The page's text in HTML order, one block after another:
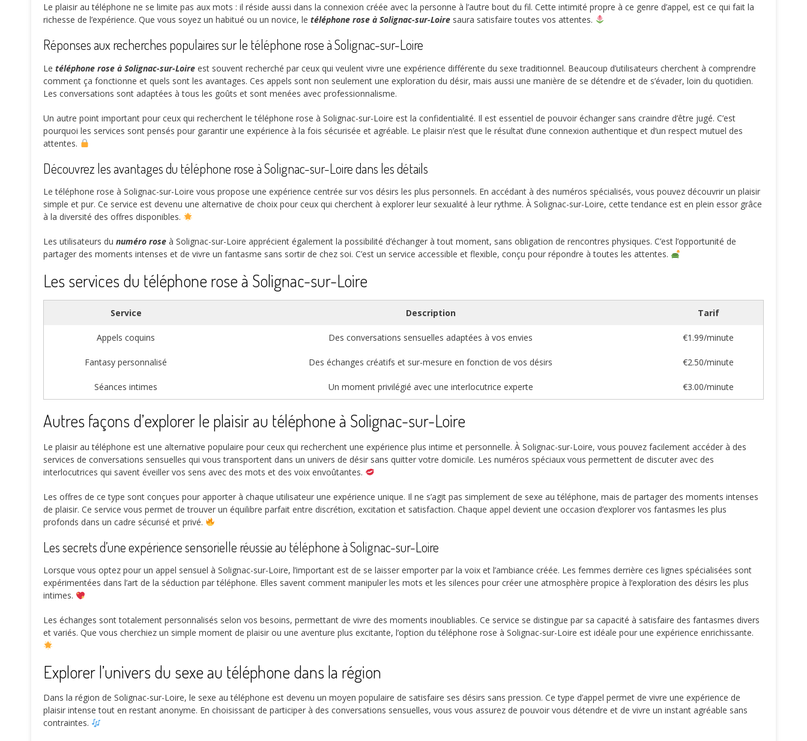
Le plaisir au téléphone ne se limite pas aux mots : il réside aussi dans la connexion créée avec la personne à l’autre bout du fil. Cette intimité propre à ce genre d’appel, est ce qui fait la
richesse de l’expérience. Que vous soyez un habitué ou un novice, le téléphone rose à Solignac-sur-Loire saura satisfaire toutes vos attentes.
Réponses aux recherches populaires sur le téléphone rose à Solignac-sur-Loire
Le téléphone rose à Solignac-sur-Loire est souvent recherché par ceux qui veulent vivre une expérience différente du sexe traditionnel. Beaucoup d’utilisateurs cherchent à comprendre
comment ça fonctionne et quels sont les avantages. Ces appels sont non seulement une exploration du désir, mais aussi une manière de se détendre et de s’évader, loin du quotidien.
Les conversations sont adaptées à tous les goûts et sont menées avec professionnalisme.
Un autre point important pour ceux qui recherchent le téléphone rose à Solignac-sur-Loire est la confidentialité. Il est essentiel de pouvoir échanger sans craindre d’être jugé. C’est
pourquoi les services sont pensés pour garantir une expérience à la fois sécurisée et agréable. Le plaisir n’est que le résultat d’une connexion authentique et d’un respect mutuel des
attentes.
Découvrez les avantages du téléphone rose à Solignac-sur-Loire dans les détails
Le téléphone rose à Solignac-sur-Loire vous propose une expérience centrée sur vos désirs les plus personnels. En accédant à des numéros spécialisés, vous pouvez découvrir un plaisir
simple et pur. Ce service est devenu une alternative de choix pour ceux qui cherchent à explorer leur sexualité à leur rythme. À Solignac-sur-Loire, cette tendance est en plein essor grâce
à la diversité des offres disponibles.
Les utilisateurs du numéro rose à Solignac-sur-Loire apprécient également la possibilité d’échanger à tout moment, sans obligation de rencontres physiques. C’est l’opportunité de
partager des moments intenses et de vivre un fantasme sans sortir de chez soi. C’est un service accessible et flexible, conçu pour répondre à toutes les attentes.
Les services du téléphone rose à Solignac-sur-Loire
Service Description Tarif
Appels coquins Des conversations sensuelles adaptées à vos envies €1.99/minute
Fantasy personnalisé Des échanges créatifs et sur-mesure en fonction de vos désirs €2.50/minute
Séances intimes Un moment privilégié avec une interlocutrice experte €3.00/minute
Autres façons d’explorer le plaisir au téléphone à Solignac-sur-Loire
Le plaisir au téléphone est une alternative populaire pour ceux qui recherchent une expérience plus intime et personnelle. À Solignac-sur-Loire, vous pouvez facilement accéder à des
services de conversations sensuelles qui vous transportent dans un univers de désir sans quitter votre domicile. Les numéros spéciaux vous permettent de discuter avec des
interlocutrices qui savent éveiller vos sens avec des mots et des voix envoûtantes.
Les offres de ce type sont conçues pour apporter à chaque utilisateur une expérience unique. Il ne s’agit pas simplement de sexe au téléphone, mais de partager des moments intenses
de plaisir. Ce service vous permet de trouver un équilibre parfait entre discrétion, excitation et satisfaction. Chaque appel devient une occasion d’explorer vos fantasmes les plus
profonds dans un cadre sécurisé et privé.
Les secrets d’une expérience sensorielle réussie au téléphone à Solignac-sur-Loire
Lorsque vous optez pour un appel sensuel à Solignac-sur-Loire, l’important est de se laisser emporter par la voix et l’ambiance créée. Les femmes derrière ces lignes spécialisées sont
expérimentées dans l’art de la séduction par téléphone. Elles savent comment manipuler les mots et les silences pour créer une atmosphère propice à l’exploration des désirs les plus
intimes.
Les échanges sont totalement personnalisés selon vos besoins, permettant de vivre des moments inoubliables. Ce service se distingue par sa capacité à satisfaire des fantasmes divers
et variés. Que vous cherchiez un simple moment de plaisir ou une aventure plus excitante, l’option du téléphone rose à Solignac-sur-Loire est idéale pour une expérience enrichissante.
Explorer l’univers du sexe au téléphone dans la région
Dans la région de Solignac-sur-Loire, le sexe au téléphone est devenu un moyen populaire de satisfaire ses désirs sans pression. Ce type d’appel permet de vivre une expérience de
plaisir intense tout en restant anonyme. En choisissant de participer à des conversations sensuelles, vous vous assurez de pouvoir vous détendre et de vivre un instant agréable sans
contraintes.